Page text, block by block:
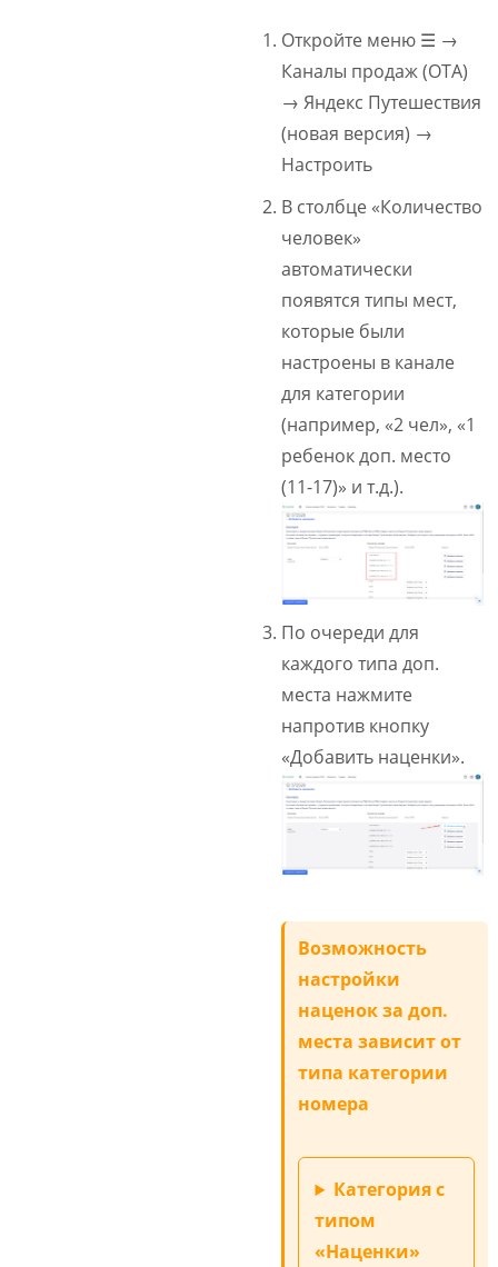
Откройте меню ☰ →
Каналы продаж (ОТА)
→ Яндекс Путешествия
(новая версия) →
Настроить
В столбце «Количество
человек»
автоматически
появятся типы мест,
которые были
настроены в канале
для категории
(например, «2 чел», «1
ребенок доп. место
(11-17)» и т.д.).
По очереди для
каждого типа доп.
места нажмите
напротив кнопку
«Добавить наценки».
Возможность
настройки
наценок за доп.
места зависит от
типа категории
номера
Категория с
типом
«Наценки»